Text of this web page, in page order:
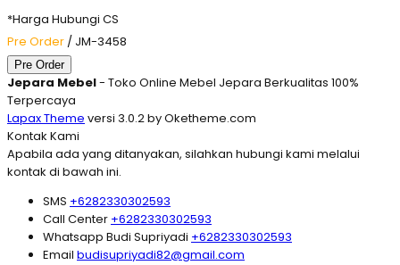
*Harga Hubungi CS
Pre Order / JM-3458
Pre Order
Jepara Mebel- Toko Online Mebel Jepara Berkualitas 100%
Terpercaya
Lapax Theme versi 3.0.2 by Oketheme.com
Kontak Kami
Apabila ada yang ditanyakan, silahkan hubungi kami melalui
kontak di bawah ini.
SMS +6282330302593
Call Center +6282330302593
Whatsapp Budi Supriyadi +6282330302593
Email budisupriyadi82@gmail.com